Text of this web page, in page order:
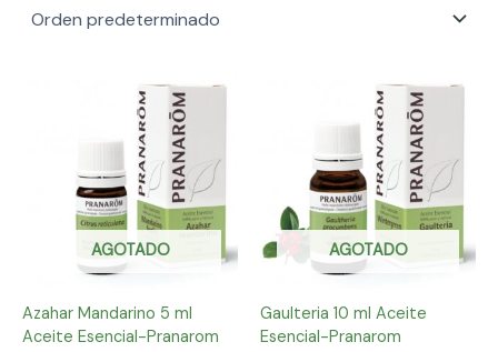
AGOTADO
Azahar Mandarino 5 ml
Aceite Esencial-Pranarom
AGOTADO
Gaulteria 10 ml Aceite
Esencial-Pranarom